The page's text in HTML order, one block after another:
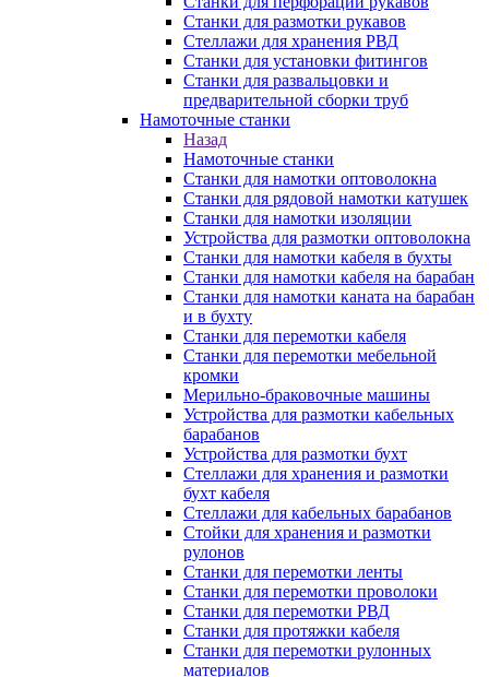
Станки для размотки рукавов
Стеллажи для хранения РВД
Станки для установки фитингов
Станки для развальцовки и
предварительной сборки труб
Намоточные станки
Назад
Намоточные станки
Станки для намотки оптоволокна
Станки для рядовой намотки катушек
Станки для намотки изоляции
Устройства для размотки оптоволокна
Станки для намотки кабеля в бухты
Станки для намотки кабеля на барабан
Станки для намотки каната на барабан
и в бухту
Станки для перемотки кабеля
Станки для перемотки мебельной
кромки
Мерильно-браковочные машины
Устройства для размотки кабельных
барабанов
Устройства для размотки бухт
Стеллажи для хранения и размотки
бухт кабеля
Стеллажи для кабельных барабанов
Стойки для хранения и размотки
рулонов
Станки для перемотки ленты
Станки для перемотки проволоки
Станки для перемотки РВД
Станки для протяжки кабеля
Станки для перемотки рулонных
материалов